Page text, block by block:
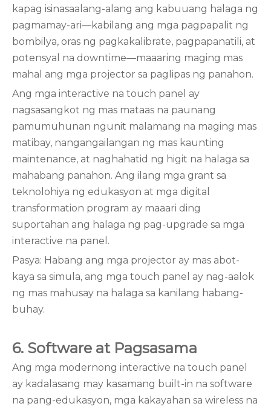
kapag isinasaalang-alang ang kabuuang halaga ng
pagmamay-ari—kabilang ang mga pagpapalit ng
bombilya, oras ng pagkakalibrate, pagpapanatili, at
potensyal na downtime—maaaring maging mas
mahal ang mga projector sa paglipas ng panahon.
Ang mga interactive na touch panel ay
nagsasangkot ng mas mataas na paunang
pamumuhunan ngunit malamang na maging mas
matibay, nangangailangan ng mas kaunting
maintenance, at naghahatid ng higit na halaga sa
mahabang panahon. Ang ilang mga grant sa
teknolohiya ng edukasyon at mga digital
transformation program ay maaari ding
suportahan ang halaga ng pag-upgrade sa mga
interactive na panel.
Pasya: Habang ang mga projector ay mas abot-
kaya sa simula, ang mga touch panel ay nag-aalok
ng mas mahusay na halaga sa kanilang habang-
buhay.
6. Software at Pagsasama
Ang mga modernong interactive na touch panel
ay kadalasang may kasamang built-in na software
na pang-edukasyon, mga kakayahan sa wireless na